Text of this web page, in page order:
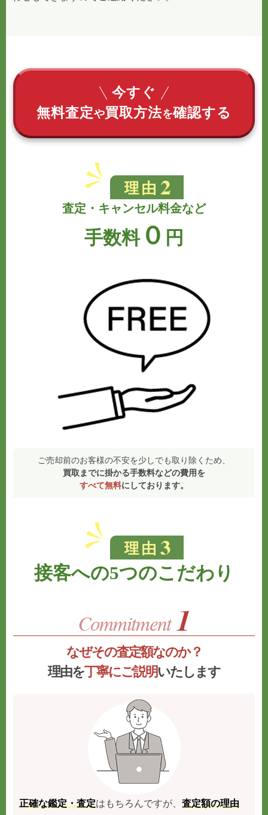
今すぐ
無料査定や買取方法を確認する
査定・キャンセル料金など
手数料０ 円
ご売却前のお客様の不安を少しでも取り除くため、
買取までに掛かる手数料などの費用を
すべて無料にしております。
接客への5つのこだわり
なぜその査定額なのか？
理由を丁寧にご説明いたします
正確な鑑定・査定はもちろんですが、査定額の理由